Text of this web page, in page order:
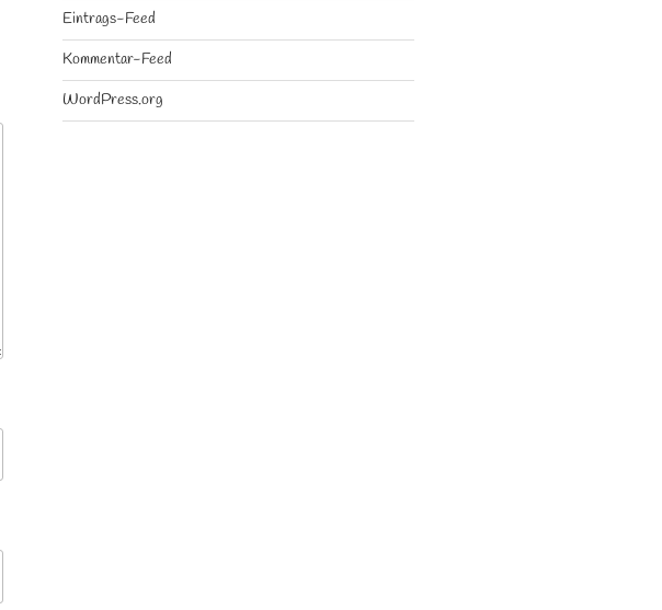
Eintrags-Feed
Kommentar-Feed
WordPress.org